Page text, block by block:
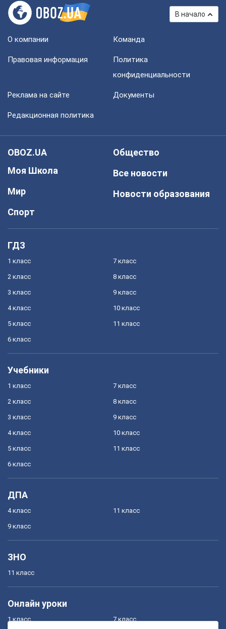
В начало
О компании Команда
Правовая информация
Политика
конфиденциальности
Реклама на сайте Документы
Редакционная политика
OBOZ.UA
Моя Школа
Мир
Спорт
Общество
Все новости
Новости образования
ГДЗ
1 класс
2 класс
3 класс
4 класс
5 класс
6 класс
7 класс
8 класс
9 класс
10 класс
11 класс
Учебники
1 класс
2 класс
3 класс
4 класс
5 класс
6 класс
7 класс
8 класс
9 класс
10 класс
11 класс
ДПА
4 класс
9 класс
11 класс
ЗНО
11 класс
Онлайн уроки
1 класс 7 класс